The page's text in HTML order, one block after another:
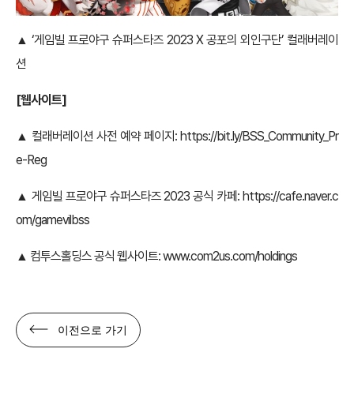
▲ ‘게임빌 프로야구 슈퍼스타즈 2023 X 공포의 외인구단’ 컬래버레이
션
[웹사이트]
▲ 컬래버레이션 사전 예약 페이지: https://bit.ly/BSS_Community_Pr
e-Reg
▲ 게임빌 프로야구 슈퍼스타즈 2023 공식 카페: https://cafe.naver.c
om/gamevilbss
▲ 컴투스홀딩스 공식 웹사이트:www.com2us.com/holdings
이전으로 가기